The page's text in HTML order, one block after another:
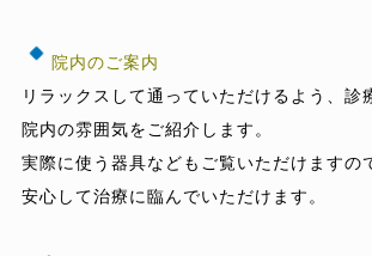
院内のご案内
リラックスして通っていただけるよう、診
院内の雰囲気をご紹介します。
実際に使う器具などもご覧いただけますの
安心して治療に臨んでいただけます。